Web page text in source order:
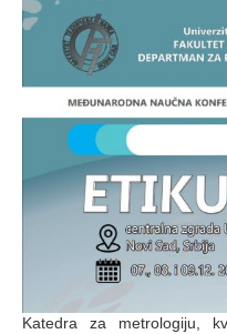
Katedra za metrologiju,